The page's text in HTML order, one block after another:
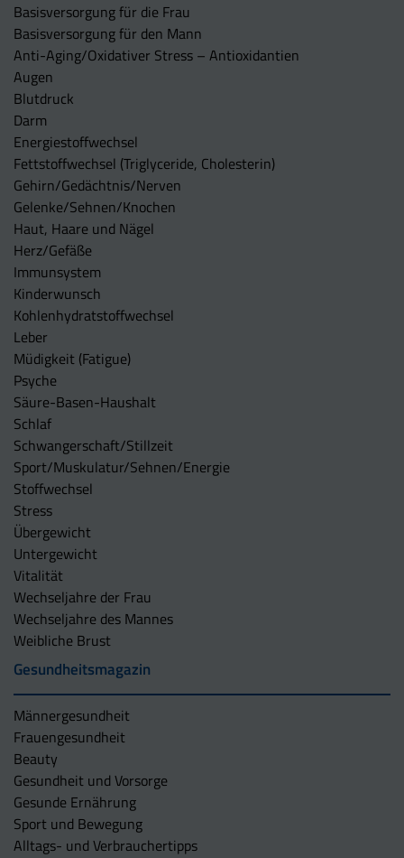
Basisversorgung für die Frau
Basisversorgung für den Mann
Anti-Aging/Oxidativer Stress – Antioxidantien
Augen
Blutdruck
Darm
Energiestoffwechsel
Fettstoffwechsel (Triglyceride, Cholesterin)
Gehirn/Gedächtnis/Nerven
Gelenke/Sehnen/Knochen
Haut, Haare und Nägel
Herz/Gefäße
Immunsystem
Kinderwunsch
Kohlenhydratstoffwechsel
Leber
Müdigkeit (Fatigue)
Psyche
Säure-Basen-Haushalt
Schlaf
Schwangerschaft/Stillzeit
Sport/Muskulatur/Sehnen/Energie
Stoffwechsel
Stress
Übergewicht
Untergewicht
Vitalität
Wechseljahre der Frau
Wechseljahre des Mannes
Weibliche Brust
Gesundheitsmagazin
Männergesundheit
Frauengesundheit
Beauty
Gesundheit und Vorsorge
Gesunde Ernährung
Sport und Bewegung
Alltags- und Verbrauchertipps